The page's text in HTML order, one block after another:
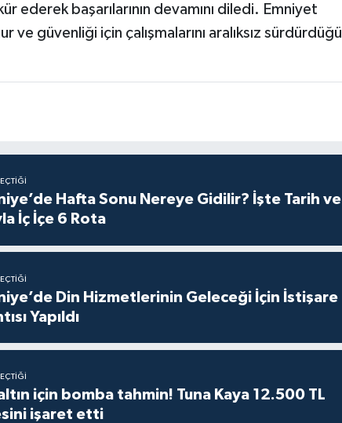
ederek başarılarının devamını diledi. Emniyet
ve güvenliği için çalışmalarını aralıksız sürdürdüğü
Hafta Sonu Nereye Gidilir? İşte Tarih ve
İç İçe 6 Rota
Din Hizmetlerinin Geleceği İçin İstişare
Yapıldı
için bomba tahmin! Tuna Kaya 12.500 TL
işaret etti